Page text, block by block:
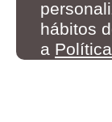
hábitos
a